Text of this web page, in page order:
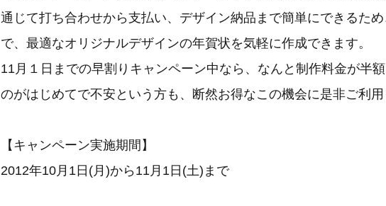
通じて打ち合わせから支払い、デザイン納品まで簡単にできるた
で、最適なオリジナルデザインの年賀状を気軽に作成できます。
11月１日までの早割りキャンペーン中なら、なんと制作料金が半
のがはじめてで不安という方も、断然お得なこの機会に是非ご利用
【キャンペーン実施期間】
2012年10月1日(月)から11月1日(土)まで